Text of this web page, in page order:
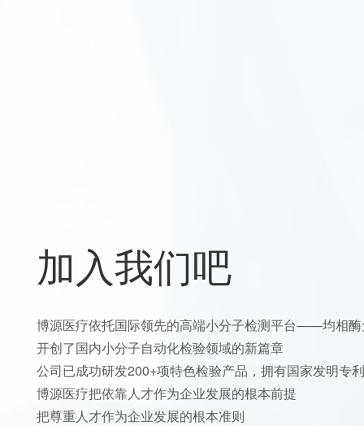
加入我们吧
博源医疗依托国际领先的高端小分子检测平台——均相
开创了国内小分子自动化检验领域的新篇章
公司已成功研发200+项特色检验产品，拥有国家发明专
博源医疗把依靠人才作为企业发展的根本前提
把尊重人才作为企业发展的根本准则